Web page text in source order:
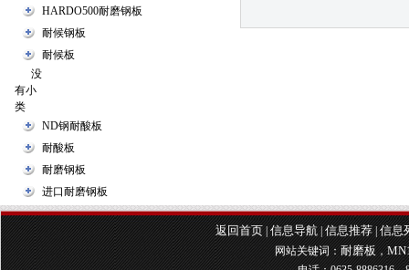
HARDO500耐磨钢板
耐候钢板
耐候板
没
有小
类
ND钢耐酸板
耐酸板
耐磨钢板
进口耐磨钢板
返回首页|信息导航|信息推荐|信息
网站关键词：耐磨板，